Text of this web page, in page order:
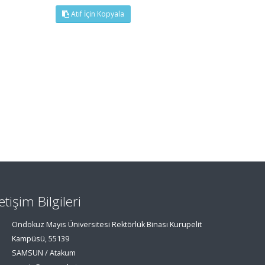
Atıf İçin Kopyala
Bilgileri
Ondokuz Mayıs Üniversitesi Rektörlük Binası Kurupelit
Kampüsü, 55139
SAMSUN / Atakum